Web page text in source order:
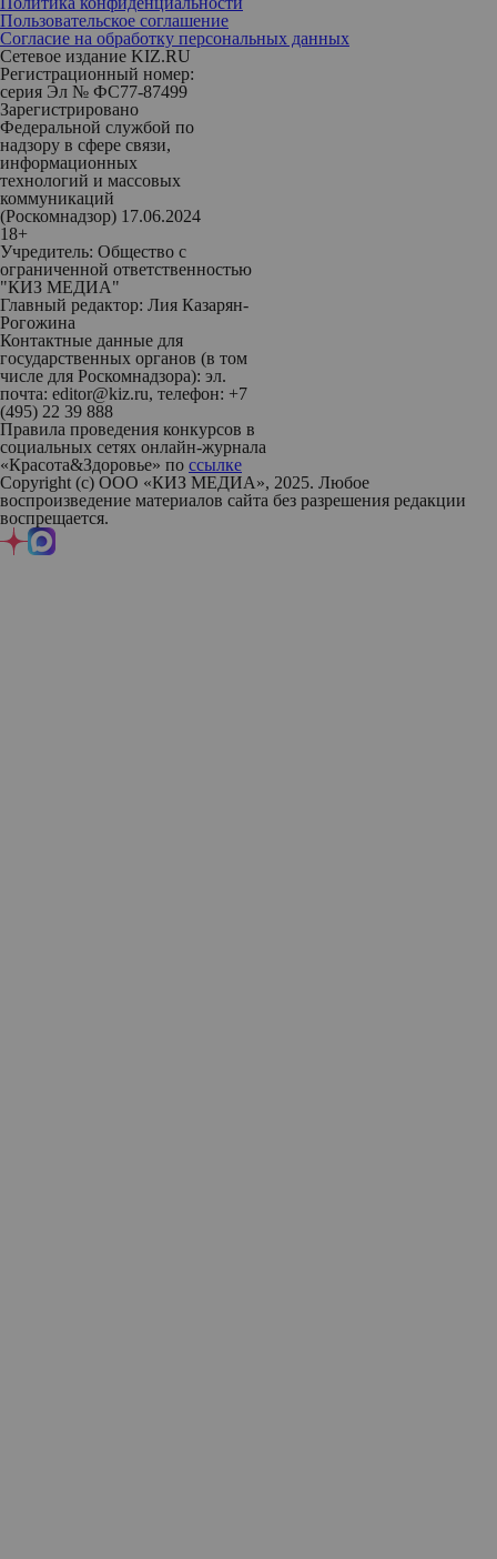
Пользовательское соглашение
Согласие на обработку персональных данных
Сетевое издание KIZ.RU
Регистрационный номер:
серия Эл № ФС77-87499
Зарегистрировано
Федеральной службой по
надзору в сфере связи,
информационных
технологий и массовых
коммуникаций
(Роскомнадзор) 17.06.2024
18+
Учредитель: Общество с
ограниченной ответственностью
"КИЗ МЕДИА"
Главный редактор: Лия Казарян-
Рогожина
Контактные данные для
государственных органов (в том
числе для Роскомнадзора): эл.
почта: editor@kiz.ru, телефон: +7
(495) 22 39 888
Правила проведения конкурсов в
социальных сетях онлайн-журнала
«Красота&Здоровье» по ссылке
Copyright (с) ООО «КИЗ МЕДИА», 2025. Любое
воспроизведение материалов сайта без разрешения редакции
воспрещается.